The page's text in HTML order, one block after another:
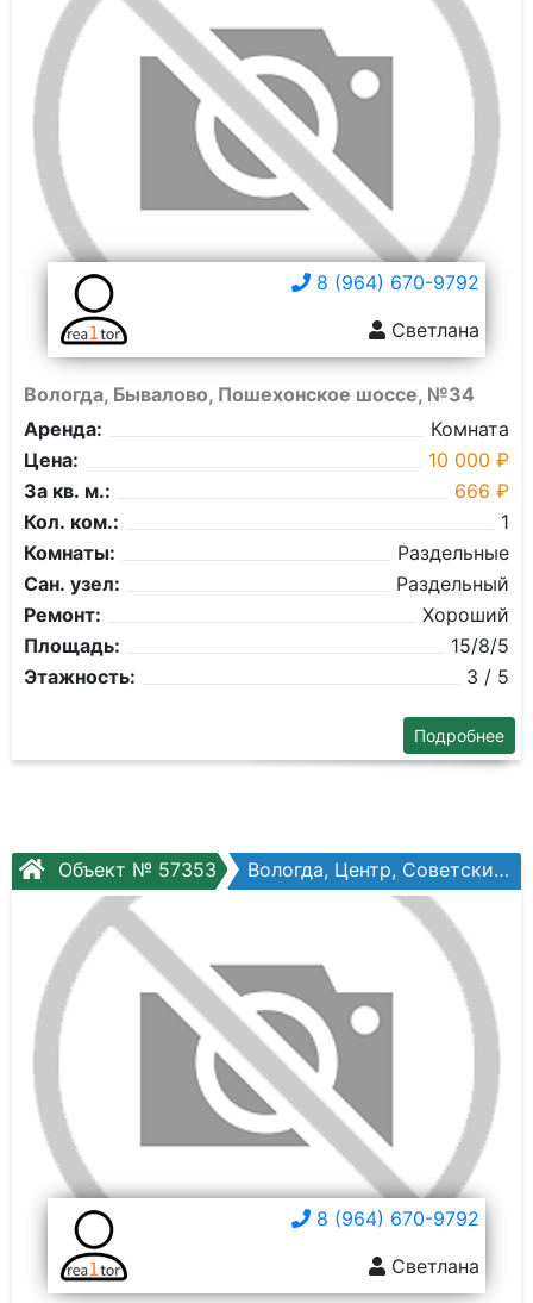
8 (964) 670-9792
Светлана
Вологда, Бывалово, Пошехонское шоссе, №34
Аренда:
Комната
Цена:
10 000 ₽
За кв. м.:
666 ₽
Кол. ком.:
1
Комнаты:
Раздельные
Сан. узел:
Раздельный
Ремонт:
Хороший
Площадь:
15/8/5
Этажность:
3 / 5
Подробнее
Объект № 57353 Вологда, Центр, Советский проспект, №133
8 (964) 670-9792
Светлана